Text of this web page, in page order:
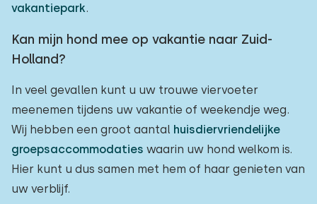
vakantiepark.
Kan mijn hond mee op vakantie naar Zuid-
Holland?
In veel gevallen kunt u uw trouwe viervoeter
meenemen tijdens uw vakantie of weekendje weg.
Wij hebben een groot aantal huisdiervriendelijke
groepsaccommodaties waarin uw hond welkom is.
Hier kunt u dus samen met hem of haar genieten van
uw verblijf.